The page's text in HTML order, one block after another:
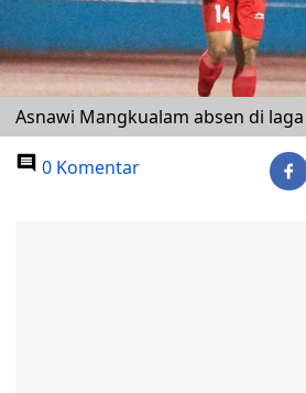
Asnawi Mangkualam absen di
0 Komentar